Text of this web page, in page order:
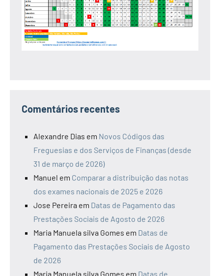
Comentários recentes
Alexandre Dias em Novos Códigos das
Freguesias e dos Serviços de Finanças (desde
31 de março de 2026)
Manuel em Comparar a distribuição das notas
dos exames nacionais de 2025 e 2026
Jose Pereira em Datas de Pagamento das
Prestações Sociais de Agosto de 2026
Maria Manuela silva Gomes em Datas de
Pagamento das Prestações Sociais de Agosto
de 2026
Maria Manuela silva Gomes em Datas de